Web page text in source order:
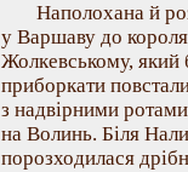
Наполохана й
у Варшаву до
Жолкевському, який
приборкати
з надвірними
на Волинь. Біля
порозходилася